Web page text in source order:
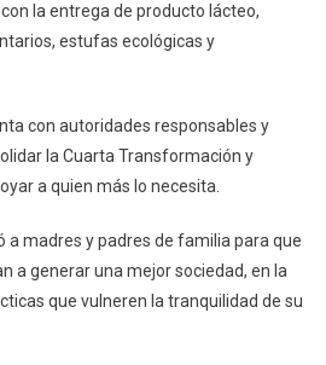
la entrega de producto lácteo,
estufas ecológicas y
con autoridades responsables y
la Cuarta Transformación y
a quien más lo necesita.
a madres y padres de familia para que
a generar una mejor sociedad, en la
que vulneren la tranquilidad de su